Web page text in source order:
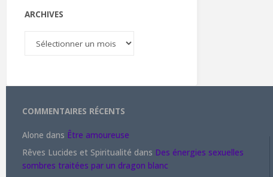
ARCHIVES
COMMENTAIRES RÉCENTS
Alone dans Être amoureuse
Rêves Lucides et Spiritualité dans Des énergies sexuelles
sombres traitées par un dragon blanc